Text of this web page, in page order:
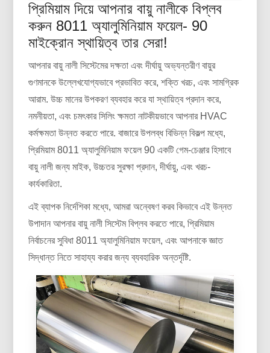
প্রিমিয়াম দিয়ে আপনার বায়ু নালীকে বিপ্লব
করুন 8011 অ্যালুমিনিয়াম ফয়েল- 90
মাইক্রোন স্থায়িত্ব তার সেরা!
আপনার বায়ু নালী সিস্টেমের দক্ষতা এবং দীর্ঘায়ু অভ্যন্তরীণ বায়ুর
গুণমানকে উল্লেখযোগ্যভাবে প্রভাবিত করে, শক্তি খরচ, এবং সামগ্রিক
আরাম. উচ্চ মানের উপকরণ ব্যবহার করে যা স্থায়িত্ব প্রদান করে,
নমনীয়তা, এবং চমৎকার সিলিং ক্ষমতা নাটকীয়ভাবে আপনার HVAC
কর্মক্ষমতা উন্নত করতে পারে. বাজারে উপলব্ধ বিভিন্ন বিকল্প মধ্যে,
প্রিমিয়াম 8011 অ্যালুমিনিয়াম ফয়েল 90 একটি গেম-চেঞ্জার হিসাবে
বায়ু নালী জন্য মাইক, উচ্চতর সুরক্ষা প্রদান, দীর্ঘায়ু, এবং খরচ-
কার্যকারিতা.
এই ব্যাপক নির্দেশিকা মধ্যে, আমরা অন্বেষণ করব কিভাবে এই উন্নত
উপাদান আপনার বায়ু নালী সিস্টেম বিপ্লব করতে পারে, প্রিমিয়াম
নির্বাচনের সুবিধা 8011 অ্যালুমিনিয়াম ফয়েল, এবং আপনাকে জ্ঞাত
সিদ্ধান্ত নিতে সাহায্য করার জন্য ব্যবহারিক অন্তর্দৃষ্টি.